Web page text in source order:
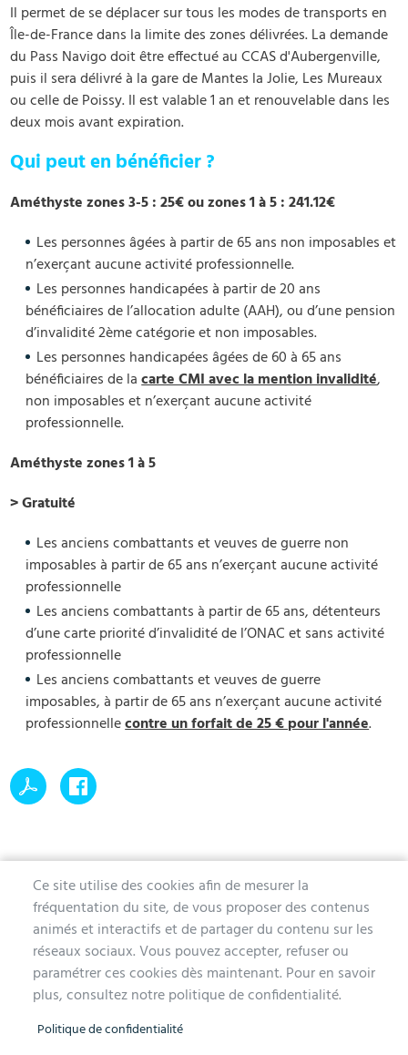
Il permet de se déplacer sur tous les modes de transports en
Île-de-France dans la limite des zones délivrées. La demande
du Pass Navigo doit être effectué au CCAS d'Aubergenville,
puis il sera délivré à la gare de Mantes la Jolie, Les Mureaux
ou celle de Poissy. Il est valable 1 an et renouvelable dans les
deux mois avant expiration.
Qui peut en bénéficier ?
Améthyste zones 3-5 : 25€ ou zones 1 à 5 : 241.12€
Les personnes âgées à partir de 65 ans non imposables et
n’exerçant aucune activité professionnelle.
Les personnes handicapées à partir de 20 ans
bénéficiaires de l’allocation adulte (AAH), ou d’une pension
d’invalidité 2ème catégorie et non imposables.
Les personnes handicapées âgées de 60 à 65 ans
bénéficiaires de lacarte CMI avec la mention invalidité,
non imposables et n’exerçant aucune activité
professionnelle.
Améthyste zones 1 à 5
> Gratuité
Les anciens combattants et veuves de guerre non
imposables à partir de 65 ans n’exerçant aucune activité
professionnelle
Les anciens combattants à partir de 65 ans, détenteurs
d’une carte priorité d’invalidité de l’ONAC et sans activité
professionnelle
Les anciens combattants et veuves de guerre
imposables, à partir de 65 ans n’exerçant aucune activité
professionnellecontre un forfait de 25 € pour l'année.
Ce site utilise des cookies afin de mesurer la
fréquentation du site, de vous proposer des contenus
animés et interactifs et de partager du contenu sur les
réseaux sociaux. Vous pouvez accepter, refuser ou
paramétrer ces cookies dès maintenant. Pour en savoir
plus, consultez notre politique de confidentialité.
Politique de confidentialité
MAIRIE D'AUBERGENVILLE
1 avenue de la Division Leclerc
78410 Aubergenville
Tél. 01 30 90 45 00
Lundi, mercredi, jeudi et vendredi de 9h à 12h et de 14h à 17h